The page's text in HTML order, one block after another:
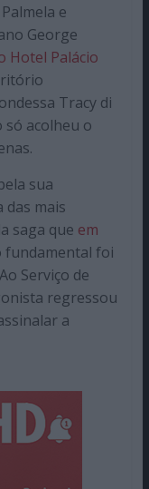
e
George
Hotel Palácio
Tracy di
só acolheu o
sua
das mais
saga que em
fundamental foi
Serviço de
regressou
a